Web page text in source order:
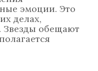
эмоции. Это
делах,
Звезды обещают